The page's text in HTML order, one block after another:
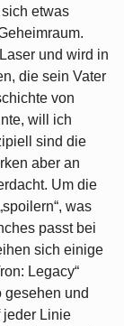
etwas
und wird in
die sein Vater
von
will ich
sind die
aber an
Um die
was
passt bei
sich einige
Legacy“
gesehen und
jeder Linie